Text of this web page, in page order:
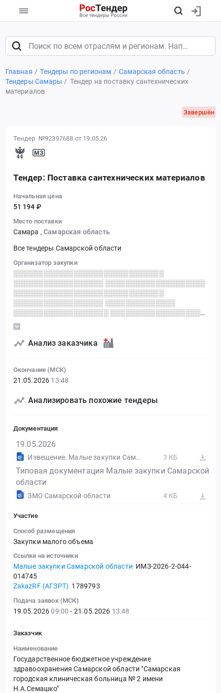
Главная Тендеры по регионам
Самарская область
Тендеры Самары
Тендер на поставку сантехнических
материалов
Завершён
Тендер №92397688 от 19.05.26
Тендер: Поставка сантехнических материалов
Начальная цена
51 194 ₽
Место поставки
Самара ,Самарская область
Все тендеры Самарской области
Организатор закупки
░░░░░░░░░░░░░░░░░░░░░░░░░░░░░░
░░░░░░░░░░░░░░░░░░ ░░░░░░░░░░░░░░░░░░░░
░░░░░░░░░░░░░░░░░░░░░░░░░░░░░░
░░░░░░░░░░░░░░░░░░ ░░░░░░░░░░░░░░
░░░░░░░░░░░░░░░░░░░ ░░░░░░░░░░░░░░░░░░
░░░░░░░░░░░░░░░░░░░░░░ ░░░░░░░░░░░░░░░░
░░░ ░ ░░░░░░░░░░ ░░░░░░░░░░░░░░░░░░░░░
Анализ заказчика
Окончание (МСК)
21.05.2026 13:48
Анализировать похожие тендеры
Документация
19.05.2026
Извещение. Малые закупки Самарской области 3 КБ
Типовая документация Малые закупки Самарской
области
ЗМО Самарской области 4 КБ
Участие
Способ размещения
Закупки малого объема
Ссылки на источники
Малые закупки Самарской области ИМЗ-2026-2-044-
014745
ZakazRF (АГЗРТ) 1789793
Подача заявок (МСК)
19.05.202609:00 - 21.05.2026 13:48
Заказчик
Наименование
Государственное бюджетное учреждение
здравоохранения Самарской области "Самарская
городская клиническая больница № 2 имени
Н.А.Семашко"